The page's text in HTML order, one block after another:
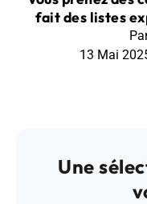
fait des listes
13 Mai
Une